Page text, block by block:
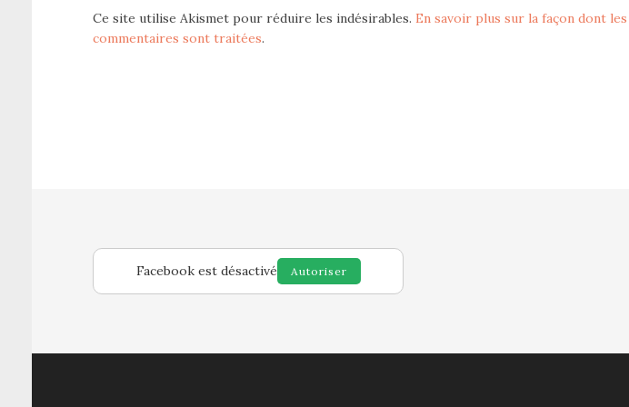
Ce site utilise Akismet pour réduire les indésirables. En savoir plus sur la façon dont
commentaires sont traitées.
Facebook est désactivé Autoriser